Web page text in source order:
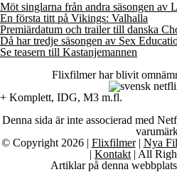
Möt singlarna från andra säsongen av
En första titt på Vikings: Valhalla
Premiärdatum och trailer till danska
Då har tredje säsongen av Sex
Se teasern till Kastanjemannen
Flixfilmer har blivit
+ Komplett, IDG, M3 m.fl.
Denna sida är inte associerad med
© Copyright 2026 | Flixfilmer| Nya
| Kontakt | All
Artiklar på denna